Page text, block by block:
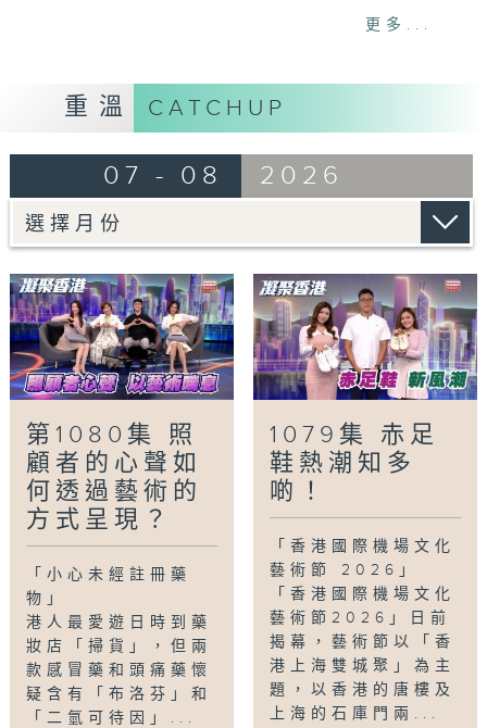
一人。市民購買藥物返港有甚麼風險？又會否觸
「照顧者心聲．以藝術喘息」
照顧患病親人與龐大醫療開支等，是照顧者的主
透過多位照顧者的藝術創作，真誠呈現他們在生
活與家庭間的心聲與承擔，喚起大眾對照顧者的
關注。
「雙軌人生Plus -棄銀行高薪當學廚」
郭景東在28歲時放棄穩定的銀行工，從零開始
學廚。至今成為Chef George的他，於8年間
已開設了7間餐廳，經歷過的艱難與挑戰不足為
外人道，而他仍專心一意貢獻飲食界，身體力行
Tag: 凝聚香港 ,Hong Kong United,社會
民生,資訊,學廚 ,崔潔彤 張嘉儀
心聲,衞生署, 註冊藥物 銀行工,雙軌人生Plus
更多...
重溫 CATCHUP
07 - 08 2026
第1080集 照
顧者的心聲如
何透過藝術的
方式呈現？
「小心未經註冊藥
物」
港人最愛遊日時到藥
妝店「掃貨」，但兩
款感冒藥和頭痛藥懷
疑含有「布洛芬」和
「二氫可待因」...
1079集 赤足
鞋熱潮知多
啲！
「香港國際機場文化
藝術節 2026」
「香港國際機場文化
藝術節2026」日前
揭幕，藝術節以「香
港上海雙城聚」為主
題，以香港的唐樓及
上海的石庫門兩...